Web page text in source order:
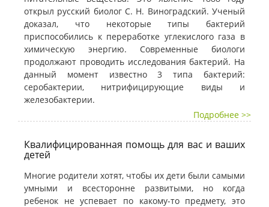
открыл русский биолог С. Н. Виноградский. Ученый
доказал, что некоторые типы бактерий
приспособились к переработке углекислого газа в
химическую энергию. Современные биологи
продолжают проводить исследования бактерий. На
данный момент известно 3 типа бактерий:
серобактерии, нитрифицирующие виды и
железобактерии.
Подробнее >>
Квалифицированная помощь для вас и ваших
детей
Многие родители хотят, чтобы их дети были самыми
умными и всесторонне развитыми, но когда
ребенок не успевает по какому-то предмету, это